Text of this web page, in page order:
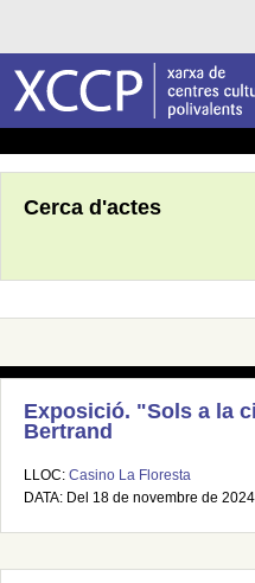
Cerca d'actes
Exposició. "Sols a la
Bertrand
LLOC: Casino La Floresta
DATA: Del 18 de novembre de